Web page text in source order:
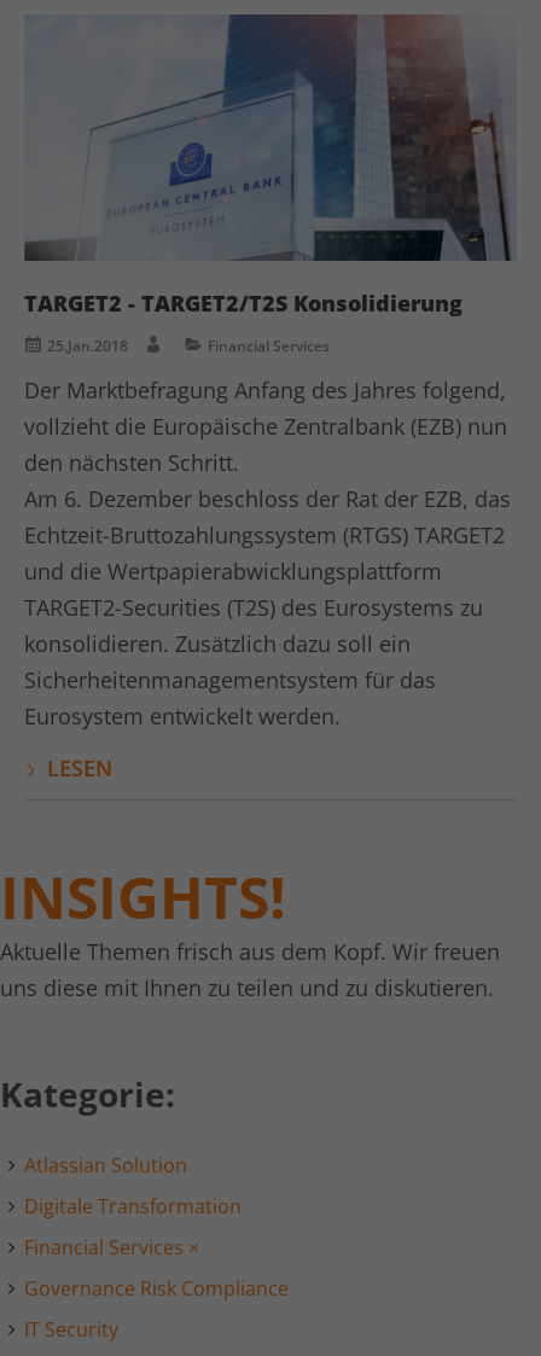
TARGET2 - TARGET2/T2S Konsolidierung
25.Jan.2018 Financial Services
Der Marktbefragung Anfang des Jahres folgend,
vollzieht die Europäische Zentralbank (EZB) nun
den nächsten Schritt.
Am 6. Dezember beschloss der Rat der EZB, das
Echtzeit-Bruttozahlungssystem (RTGS) TARGET2
und die Wertpapierabwicklungsplattform
TARGET2-Securities (T2S) des Eurosystems zu
konsolidieren. Zusätzlich dazu soll ein
Sicherheitenmanagementsystem für das
Eurosystem entwickelt werden.
LESEN
INSIGHTS!
Aktuelle Themen frisch aus dem Kopf. Wir freuen
uns diese mit Ihnen zu teilen und zu diskutieren.
Kategorie:
Atlassian Solution
Digitale Transformation
Financial Services ×
Governance Risk Compliance
IT Security
LinkedIn setzt dieses Cookie, um die
Nutzung von eingebetteten Diensten zu
verfolgen.
li_gc
Anbieter LinkedIn
Zweck
Linkedin setzt dieses Cookie, um die
Verwendung von Cookies für nicht
wesentliche Zwecke zu speichern.
Name lidc
Anbieter LinkedIn
Laufzeit 1 Tag
Zweck
LinkedIn setzt das lidc-Cookie, um die
Auswahl des Rechenzentrums zu
erleichtern.
Name
Laufzeit Session
Zweck
Dieses Cookie wird von der
Bewertungsplattform kununu.com für
statistische Daten verwendet.
Anbieter
Laufzeit 1 Tag
Bewertungsplattform kununu.com
verwendet, um landesspezifische IPs zu
erkennen.